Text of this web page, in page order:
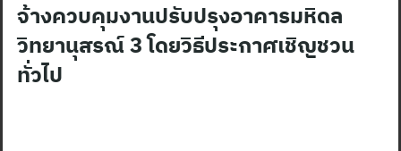
จ้างควบคุมงานปรับปรุงอาคารมหิดล
วิทยานุสรณ์ 3 โดยวิธีประกาศเชิญชวน
ทั่วไป